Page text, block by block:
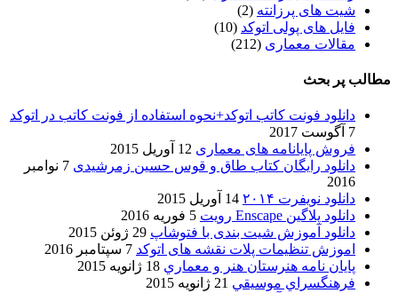
شیت های پرزانته (2)
فایل های پولی اتوکد (10)
مقالات معماری (212)
مطالب پر بحث
دانلود فونت کاتب اتوکد+نحوه استفاده از فونت کاتب در اتوکد
7 آگوست 2017
فروش پایانامه های معماری 12 آوریل 2015
دانلود رایگان کتاب طاق و قوس حسین زمرشیدی
7 نوامبر
2016
دانلود نویفرت ۲۰۱۴
14 آوریل 2015
دانلود پلاگین Enscape رویت
5 فوریه 2016
دانلود آموزش شیت بندی با فتوشاپ 29 ژوئن 2015
اموزش تنظیمات پلات نقشه های اتوکد 7 سپتامبر 2016
پایان نامه هنرستان هنر و معماري 18 ژانویه 2015
فرهنگسراي موسيقي 21 ژانویه 2015